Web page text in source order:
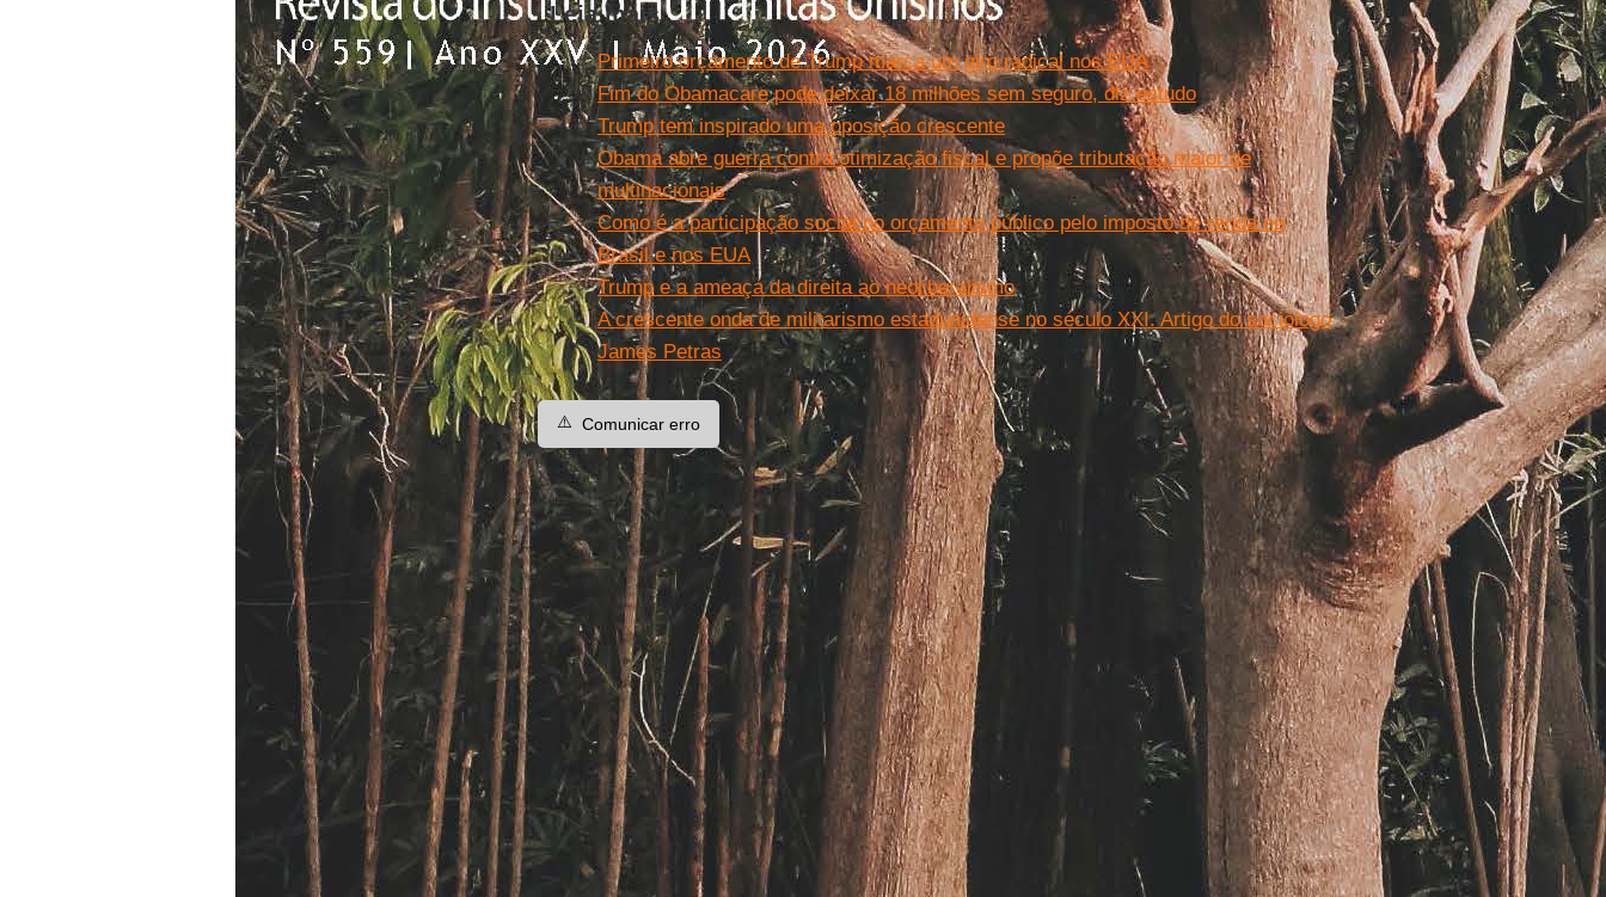
Leia mais
Primeiro orçamento de Trump marca um giro radical nos EUA
Fim do Obamacare pode deixar 18 milhões sem seguro, diz estudo
Trump tem inspirado uma oposição crescente
Obama abre guerra contra otimização fiscal e propõe tributação maior de
multinacionais
Como é a participação social no orçamento público pelo imposto de renda no
Brasil e nos EUA
Trump e a ameaça da direita ao neoliberalismo
A crescente onda de militarismo estadunidense no século XXI. Artigo do sociólogo
James Petras
⚠️ Comunicar erro